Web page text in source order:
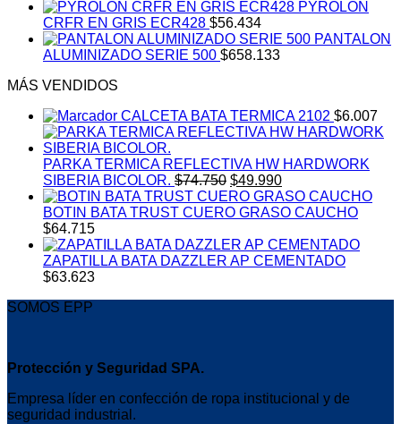
PYROLON
CRFR EN GRIS ECR428 $56.434
PANTALON
ALUMINIZADO SERIE 500 $658.133
MÁS VENDIDOS
CALCETA BATA TERMICA 2102 $6.007
PARKA TERMICA REFLECTIVA HW HARDWORK
SIBERIA BICOLOR. $74.750 El
precio
original
$74.750.
$49.990El
precio
actual
$49.990.
BOTIN BATA TRUST CUERO GRASO CAUCHO
$64.715
ZAPATILLA BATA DAZZLER AP CEMENTADO
$63.623
SOMOS EPP
Protección y Seguridad SPA.
Empresa líder en confección de ropa institucional y de
seguridad industrial.